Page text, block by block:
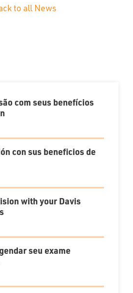
to all News
com seus benefícios
con sus beneficios de
with your Davis
seu exame